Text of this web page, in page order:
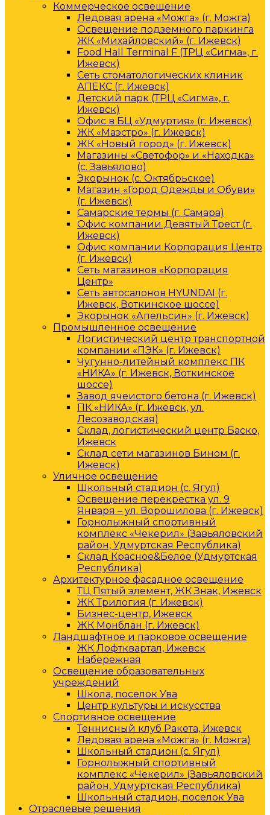
Коммерческое освещение
Ледовая арена «Можга» (г. Можга)
Освещение подземного паркинга
ЖК «Михайловский» (г. Ижевск)
Food Hall Terminal F (ТРЦ «Сигма», г.
Ижевск)
Сеть стоматологических клиник
АПЕКС (г. Ижевск)
Детский парк (ТРЦ «Сигма», г.
Ижевск)
Офис в БЦ «Удмуртия» (г. Ижевск)
ЖК «Маэстро» (г. Ижевск)
ЖК «Новый город» (г. Ижевск)
Магазины «Светофор» и «Находка»
(с. Завьялово)
Экорынок (с. Октябрьское)
Магазин «Город Одежды и Обуви»
(г. Ижевск)
Самарские термы (г. Самара)
Офис компании Девятый Трест (г.
Ижевск)
Офис компании Корпорация Центр
(г. Ижевск)
Сеть магазинов «Корпорация
Центр»
Сеть автосалонов HYUNDAI (г.
Ижевск, Воткинское шоссе)
Экорынок «Апельсин» (г. Ижевск)
Промышленное освещение
Логистический центр транспортной
компании «ПЭК» (г. Ижевск)
Чугунно-литейный комплекс ПК
«НИКА» (г. Ижевск, Воткинское
шоссе)
Завод ячеистого бетона (г. Ижевск)
ПК «НИКА» (г. Ижевск, ул.
Лесозаводская)
Склад, логистический центр Баско,
Ижевск
Склад сети магазинов Бином (г.
Ижевск)
Уличное освещение
Школьный стадион (с. Ягул)
Освещение перекрестка ул. 9
Января – ул. Ворошилова (г. Ижевск)
Горнолыжный спортивный
комплекс «Чекерил» (Завьяловский
район, Удмуртская Республика)
Склад Красное&Белое (Удмуртская
Республика)
Архитектурное фасадное освещение
ТЦ Пятый элемент, ЖК Знак, Ижевск
ЖК Трилогия (г. Ижевск)
Бизнес-центр, Ижевск
ЖК Монблан (г. Ижевск)
Ландшафтное и парковое освещение
ЖК Лофтквартал, Ижевск
Набережная
Освещение образовательных
учреждений
Школа, поселок Ува
Центр культуры и искусства
Спортивное освещение
Теннисный клуб Ракета, Ижевск
Ледовая арена «Можга» (г. Можга)
Школьный стадион (с. Ягул)
Горнолыжный спортивный
комплекс «Чекерил» (Завьяловский
район, Удмуртская Республика)
Школьный стадион, поселок Ува
Отраслевые решения